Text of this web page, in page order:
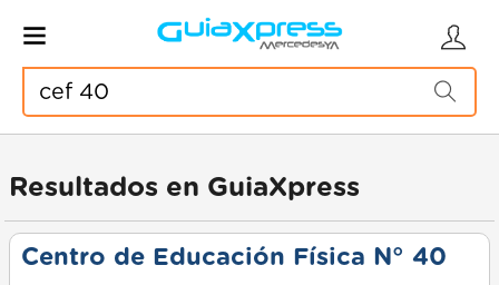
Resultados en GuiaXpress
Centro de Educación Física N° 40